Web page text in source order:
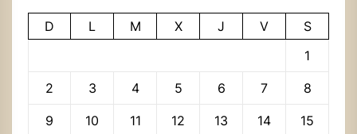
D L M X J V
S
1
2 3 4 5 6 7 8
9 10 11 12 13 14 15